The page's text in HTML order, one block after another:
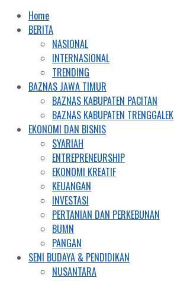
Home
BERITA
NASIONAL
INTERNASIONAL
TRENDING
BAZNAS JAWA TIMUR
BAZNAS KABUPATEN PACITAN
BAZNAS KABUPATEN TRENGGALEK
EKONOMI DAN BISNIS
SYARIAH
ENTREPRENEURSHIP
EKONOMI KREATIF
KEUANGAN
INVESTASI
PERTANIAN DAN PERKEBUNAN
BUMN
PANGAN
SENI BUDAYA & PENDIDIKAN
NUSANTARA